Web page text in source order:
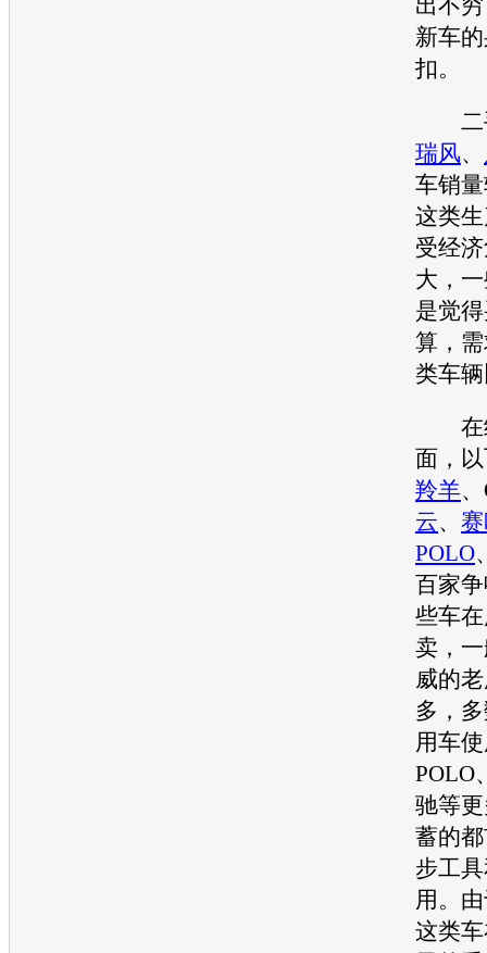
出不
新车
扣。
二
瑞风、
车销
这类
受经
大，
是觉
算，
类车
在
面，以
羚羊
云、
POLO
百家
些车
卖，
威的
多，
用车
POLO
驰等
蓄的
步工
用。
这类